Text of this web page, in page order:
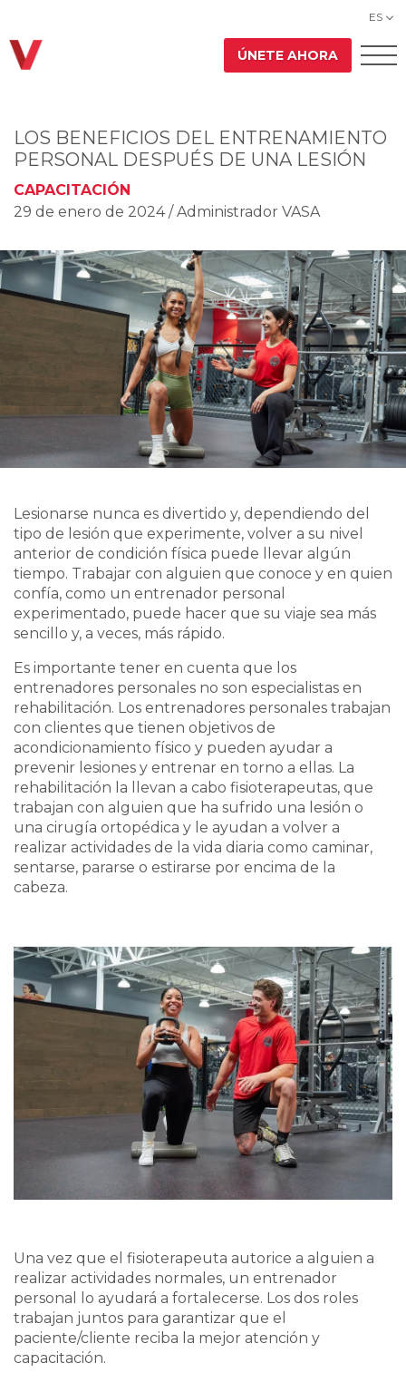
ES
ÚNETE AHORA
LOS BENEFICIOS DEL ENTRENAMIENTO
PERSONAL DESPUÉS DE UNA LESIÓN
CAPACITACIÓN
29 de enero de 2024 / Administrador VASA
Lesionarse nunca es divertido y, dependiendo del
tipo de lesión que experimente, volver a su nivel
anterior de condición física puede llevar algún
tiempo. Trabajar con alguien que conoce y en quien
confía, como un entrenador personal
experimentado, puede hacer que su viaje sea más
sencillo y, a veces, más rápido.
Es importante tener en cuenta que los
entrenadores personales no son especialistas en
rehabilitación. Los entrenadores personales trabajan
con clientes que tienen objetivos de
acondicionamiento físico y pueden ayudar a
prevenir lesiones y entrenar en torno a ellas. La
rehabilitación la llevan a cabo fisioterapeutas, que
trabajan con alguien que ha sufrido una lesión o
una cirugía ortopédica y le ayudan a volver a
realizar actividades de la vida diaria como caminar,
sentarse, pararse o estirarse por encima de la
cabeza.
Una vez que el fisioterapeuta autorice a alguien a
realizar actividades normales, un entrenador
personal lo ayudará a fortalecerse. Los dos roles
trabajan juntos para garantizar que el
paciente/cliente reciba la mejor atención y
capacitación.